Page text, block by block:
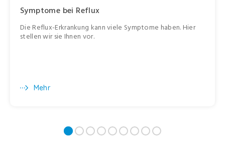
Symptome bei Reflux
Die Reflux-Erkrankung kann viele Symptome haben. Hier
stellen wir sie Ihnen vor.
Mehr